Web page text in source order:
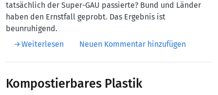
tatsächlich der Super-GAU passierte? Bund und Länder
haben den Ernstfall geprobt. Das Ergebnis ist
beunruhigend.
Weiterlesen über Kompetenzverstrahlung
Neuen Kommentar hinzufügen
Kompostierbares Plastik